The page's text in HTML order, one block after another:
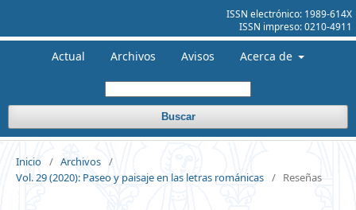
ISSN electrónico: 1989-614X
ISSN impreso:0210-4911
Actual Archivos Avisos Acerca de
Buscar
Inicio / Archivos /
Vol. 29 (2020): Paseo y paisaje en las letras románicas / Reseñas